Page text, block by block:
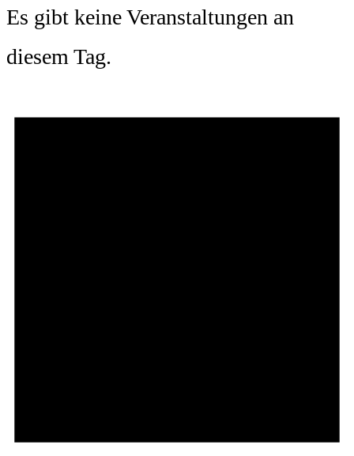
Es gibt keine Veranstaltungen an
diesem Tag.